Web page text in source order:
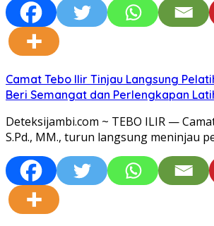
Camat Tebo Ilir Tinjau Langsung
Beri Semangat dan Perlengkapan
Deteksijambi.com ~ TEBO ILIR —
S.Pd., MM., turun langsung meninjau